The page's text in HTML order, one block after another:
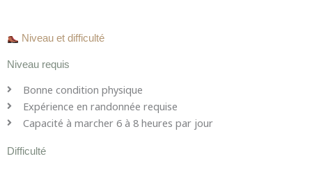
Niveau et difficulté
Niveau requis
Bonne condition physique
Expérience en randonnée requise
Capacité à marcher 6 à 8 heures par jour
Difficulté